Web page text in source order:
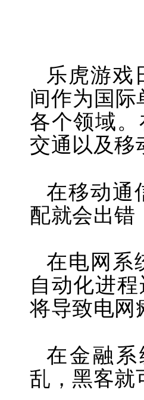
乐虎游戏
间作为国
各个领域
交通以及移
在移动通
配就会出错
在电网系
自动化进
将导致电网
在金融
乱，黑客就